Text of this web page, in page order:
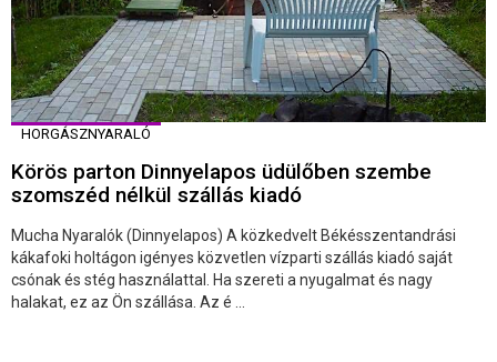
HORGÁSZNYARALÓ
Körös parton Dinnyelapos üdülőben szembe
szomszéd nélkül szállás kiadó
Mucha Nyaralók (Dinnyelapos) A közkedvelt Békésszentandrási
kákafoki holtágon igényes közvetlen vízparti szállás kiadó saját
csónak és stég használattal. Ha szereti a nyugalmat és nagy
halakat, ez az Ön szállása. Az é ...